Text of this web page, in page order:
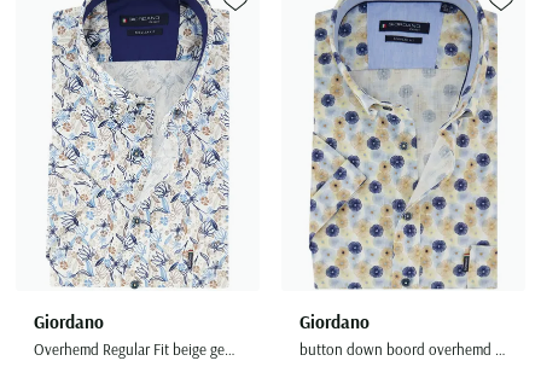
Giordano
Overhemd Regular Fit beige geprint bladeren bloemen
Toevoegen aan favorieten
Giordano
button down boord overhemd blauw geprint